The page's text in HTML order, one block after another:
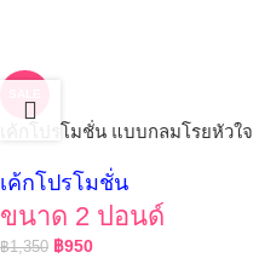
เค้กโปรโมชั่น แบบกลมโรยหัวใจ
เค้กโปรโมชั่น
ขนาด 2 ปอนด์
฿1,350 ฿950